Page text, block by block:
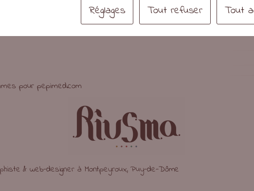
pour pepimed.com
& web-designer à Montpeyroux, Puy-de-Dôme
Réglages Tout refuser Tout